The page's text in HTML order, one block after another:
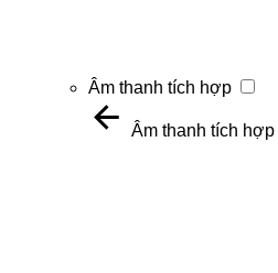
Âm thanh tích hợp
Âm thanh tích hợp